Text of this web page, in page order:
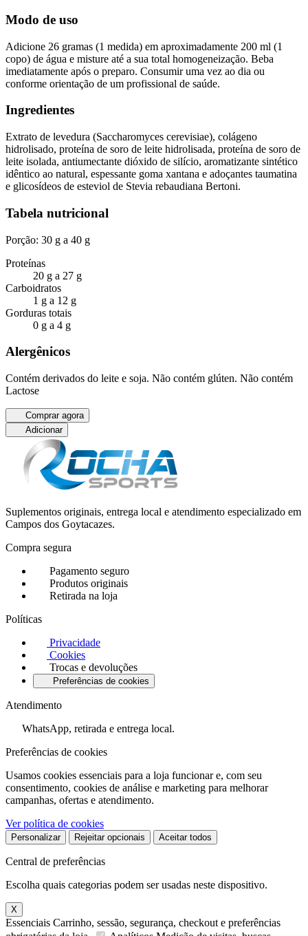
Modo de uso
Adicione 26 gramas (1 medida) em aproximadamente 200 ml (1
copo) de água e misture até a sua total homogeneização. Beba
imediatamente após o preparo. Consumir uma vez ao dia ou
conforme orientação de um profissional de saúde.
Ingredientes
Extrato de levedura (Saccharomyces cerevisiae), colágeno
hidrolisado, proteína de soro de leite hidrolisada, proteína de soro de
leite isolada, antiumectante dióxido de silício, aromatizante sintético
idêntico ao natural, espessante goma xantana e adoçantes taumatina
e glicosídeos de esteviol de Stevia rebaudiana Bertoni.
Tabela nutricional
Porção: 30 g a 40 g
Proteínas
20 g a 27 g
Carboidratos
1 g a 12 g
Gorduras totais
0 g a 4 g
Alergênicos
Contém derivados do leite e soja. Não contém glúten. Não contém
Lactose
Comprar agora
Adicionar
Suplementos originais, entrega local e atendimento especializado em
Campos dos Goytacazes.
Compra segura
Pagamento seguro
Produtos originais
Retirada na loja
Políticas
Privacidade
Cookies
Trocas e devoluções
Preferências de cookies
Atendimento
WhatsApp, retirada e entrega local.
Preferências de cookies
Usamos cookies essenciais para a loja funcionar e, com seu
consentimento, cookies de análise e marketing para melhorar
campanhas, ofertas e atendimento.
Ver política de cookies
Personalizar Rejeitar opcionais Aceitar todos
Central de preferências
Escolha quais categorias podem ser usadas neste dispositivo.
X
Essenciais Carrinho, sessão, segurança, checkout e preferências